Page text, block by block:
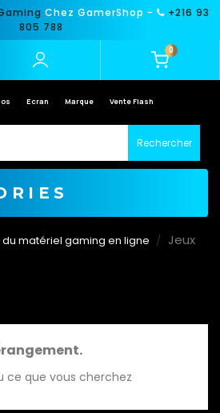
Chez GamerShop -
+216 93
805 788
0
Ecran Marque Vente Flash
Rechercher
matériel gaming en ligne
Jeux
ce que vous cherchez